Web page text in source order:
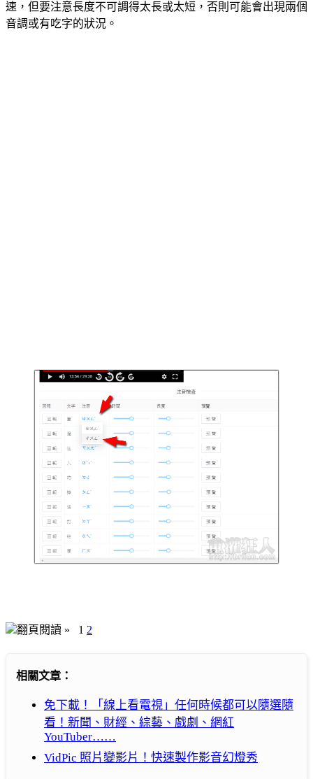
速，但要注意長度不可調得太長或太短，否則可能會出現兩個
音調或有吃字的狀況。
翻頁閱讀 » 1 2
相關文章：
免下載！「線上看電視」任何時候都可以隨選隨
看！新聞、財經、綜藝、戲劇、網紅
YouTuber……
VidPic 照片變影片！快速製作影音幻燈秀